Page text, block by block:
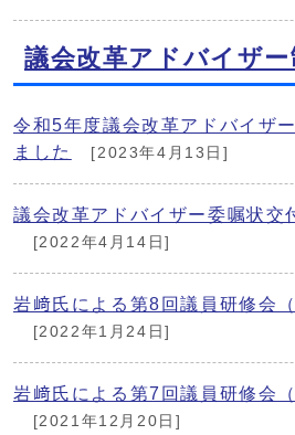
議会改革アドバイザー
令和5年度議会改革アドバイザ
ました
[2023年4月13日]
議会改革アドバイザー委嘱状交
[2022年4月14日]
岩﨑氏による第8回議員研修会
[2022年1月24日]
岩﨑氏による第7回議員研修会
[2021年12月20日]